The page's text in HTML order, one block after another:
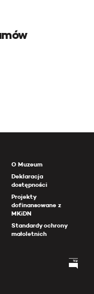
O Muzeum
Deklaracja
dostępności
Projekty
dofinansowane z
MKiDN
Standardy ochrony
małoletnich